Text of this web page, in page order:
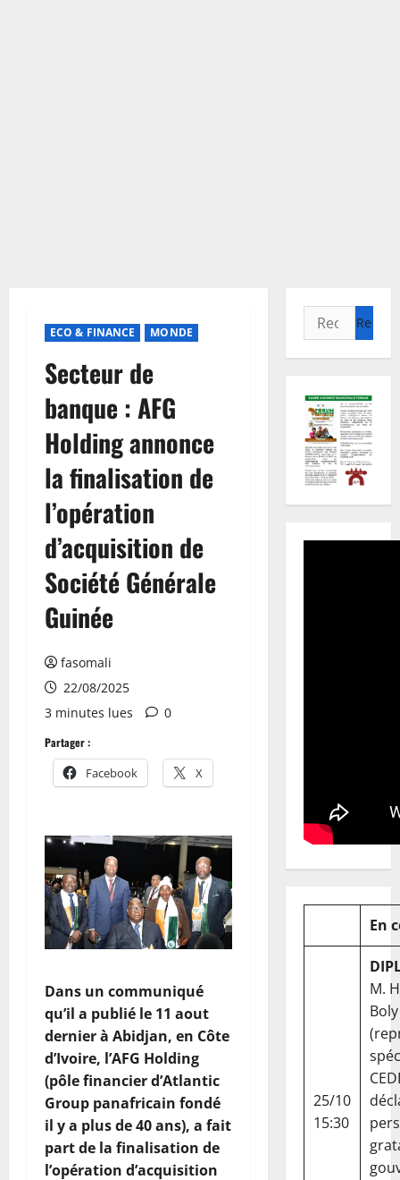
ECO & FINANCE MONDE
Secteur de
banque : AFG
Holding annonce
la finalisation de
l’opération
d’acquisition de
Société Générale
Guinée
fasomali
22/08/2025
3 minutes lues
0
Partager :
Facebook X
Dans un communiqué
qu’il a publié le 11 aout
dernier à Abidjan, en Côte
d’Ivoire, l’AFG Holding
(pôle financier d’Atlantic
Group panafricain fondé
il y a plus de 40 ans), a fait
part de la finalisation de
l’opération d’acquisition
Rechercher :
En
25/10
15:30
M.
Boly